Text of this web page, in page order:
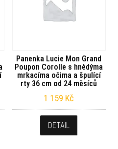
Panenka Lucie Mon Grand
Poupon Corolle s hnědýma
mrkacíma očima a špulící
rty 36 cm od 24 měsíců
1 159 Kč
DETAIL